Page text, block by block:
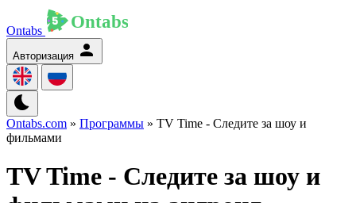
Ontabs
Авторизация
Ontabs.com » Программы » TV Time - Следите за шоу и
фильмами
TV Time - Следите за шоу и